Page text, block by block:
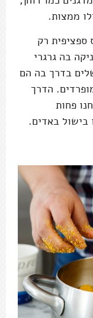
ממצות.
ספציפית רק
בה גרגרי
בדרך בה הם
הדרך
פחות
בישול באדים.